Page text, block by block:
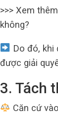
>>> Xem
không?
Do đó, khi
được giải
3. Tách
Căn cứ